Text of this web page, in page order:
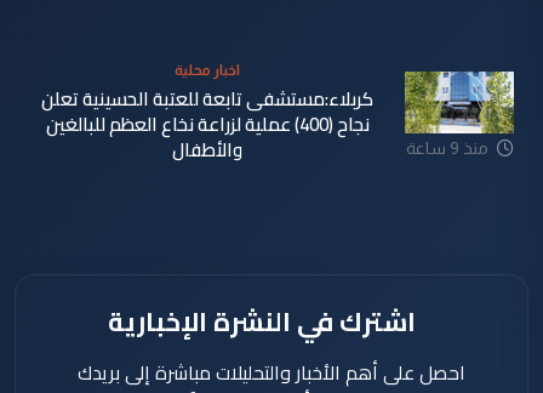
منذ 9 ساعة
اخبار محلية
كربلاء:مستشفى تابعة للعتبة الحسينية تعلن
نجاح (400) عملية لزراعة نخاع العظم للبالغين
والأطفال
اشترك في النشرة الإخبارية
احصل على أهم الأخبار والتحليلات مباشرة إلى بريدك